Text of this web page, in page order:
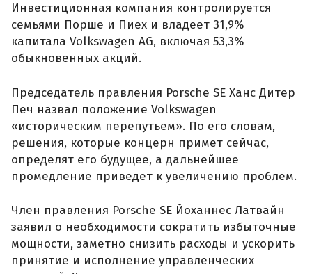
Инвестиционная компания контролируется
семьями Порше и Пиех и владеет 31,9%
капитала Volkswagen AG, включая 53,3%
обыкновенных акций.
Председатель правления Porsche SE Ханс Дитер
Печ назвал положение Volkswagen
«историческим перепутьем». По его словам,
решения, которые концерн примет сейчас,
определят его будущее, а дальнейшее
промедление приведет к увеличению проблем.
Член правления Porsche SE Йоханнес Латвайн
заявил о необходимости сократить избыточные
мощности, заметно снизить расходы и ускорить
принятие и исполнение управленческих